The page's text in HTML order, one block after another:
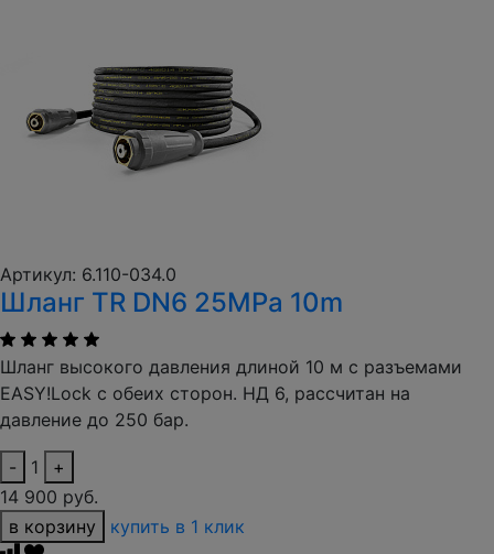
Артикул: 6.110-034.0
Шланг TR DN6 25MPa 10m
Шланг высокого давления длиной 10 м с разъемами
EASY!Lock с обеих сторон. НД 6, рассчитан на
давление до 250 бар.
- 1
+
14 900 руб.
в корзину
купить в 1 клик